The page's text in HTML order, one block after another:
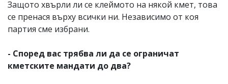
Защото хвърли ли се клеймото на някой кмет, това
се пренася върху всички ни. Независимо от коя
партия сме избрани.
- Според вас трябва ли да се ограничат
кметските мандати до два?